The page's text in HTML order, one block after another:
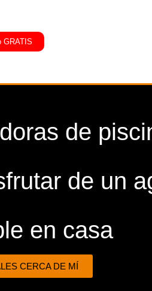
GRATIS
de
de un
en casa
CERCA DE MÍ